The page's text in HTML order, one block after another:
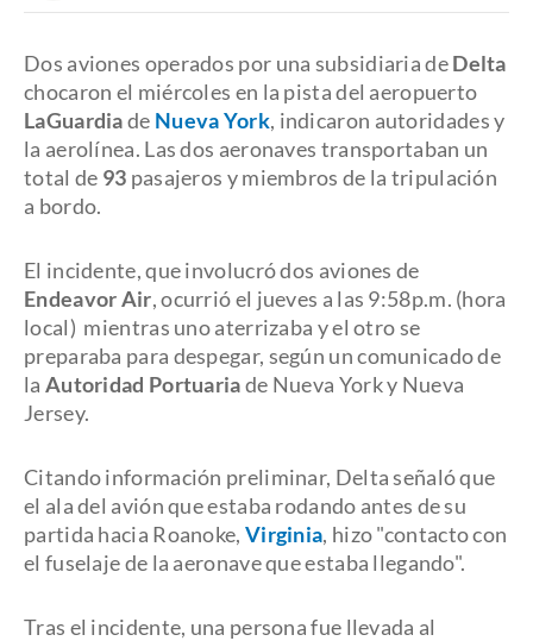
Dos aviones operados por una subsidiaria deDelta
chocaron el miércoles en la pista del aeropuerto
LaGuardiade Nueva York, indicaron autoridades y
la aerolínea. Las dos aeronaves transportaban un
total de 93 pasajeros y miembros de la tripulación
a bordo.
El incidente, que involucró dos aviones de
Endeavor Air, ocurrió el jueves a las 9:58p.m. (hora
local) mientras uno aterrizaba y el otro se
preparaba para despegar, según un comunicado de
la Autoridad Portuariade Nueva York y Nueva
Jersey.
Citando información preliminar, Delta señaló que
el ala del avión que estaba rodando antes de su
partida hacia Roanoke, Virginia, hizo "contacto con
el fuselaje de la aeronave que estaba llegando".
Tras el incidente, una persona fue llevada al